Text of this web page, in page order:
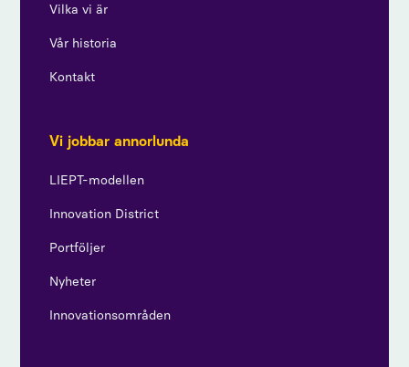
Vilka vi är
Vår historia
Kontakt
Vi jobbar annorlunda
LIEPT-modellen
Innovation District
Portföljer
Nyheter
Innovationsområden